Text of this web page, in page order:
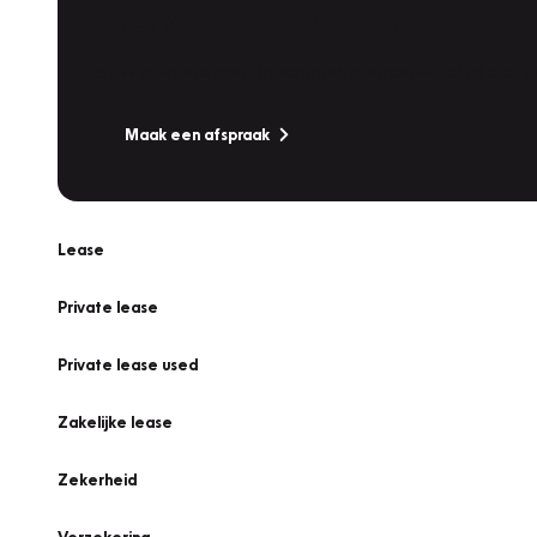
Maak een afspraak
Lease
Private lease
Private lease used
Zakelijke lease
Zekerheid